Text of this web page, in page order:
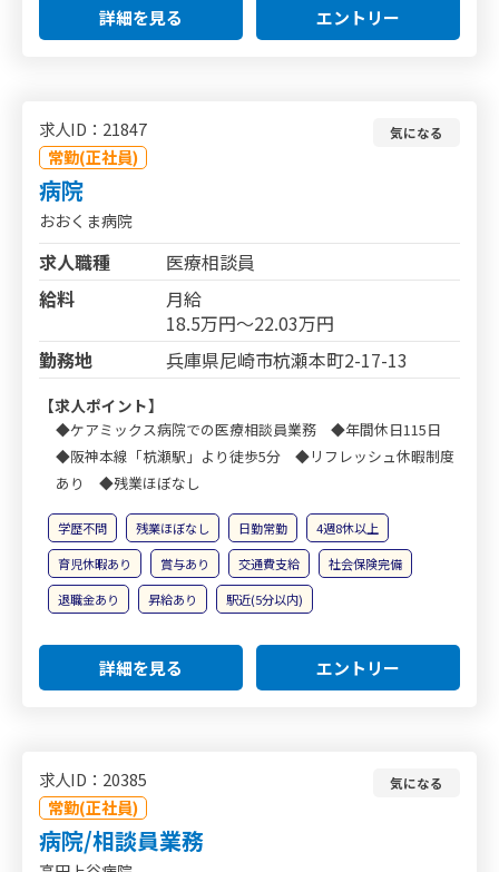
詳細を見る エントリー
求人ID：21847
常勤(正社員)
気になる
病院
おおくま病院
求人職種
医療相談員
給料
月給
18.5万円～22.03万円
勤務地
兵庫県尼崎市杭瀬本町2-17-13
【求人ポイント】
◆ケアミックス病院での医療相談員業務 ◆年間休日115日
◆阪神本線「杭瀬駅」より徒歩5分 ◆リフレッシュ休暇制度
あり ◆残業ほぼなし
学歴不問 残業ほぼなし 日勤常勤
4週8休以上
育児休暇あり
賞与あり 交通費支給
社会保険完備
退職金あり
昇給あり 駅近(5分以内)
詳細を見る エントリー
求人ID：20385
常勤(正社員)
気になる
病院/相談員業務